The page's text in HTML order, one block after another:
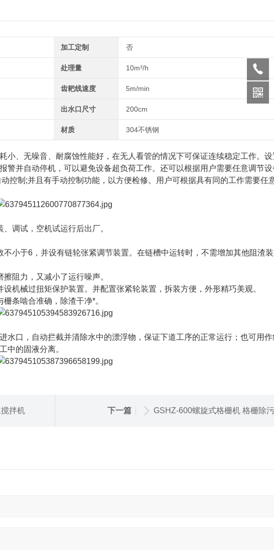
加工定制 否
处理量 10m³/h
齿耙线速度 5m/min
出水口尺寸 200cm
材质 304不锈钢
小、无噪音、耐腐蚀性能好，在无人看管的情况下可保证连续稳定工作。
警并自动停机，可以避免设备超负荷工作。还可以根据用户需要任意调节
控制;并且有手动控制功能，以方便检修。用户可根据具有同的工作需要任
调试，空机试运行后出厂。
小于6，并设有链轮张紧调节装置。在链槽中运转时，不需增加其他阻渣
阻力，又减小了运行噪声。
机械过扭矩保护装置。并配置张紧轮装置，拆装方便，外形精巧美观。
条啮合准确，除渣干净*。
水口，自动拦截并清除水中的漂浮物，保证下道工序的正常运行；也可用作
中的固液分离。
拌机 下一篇 GSHZ-600螺旋式格栅机 格栅除